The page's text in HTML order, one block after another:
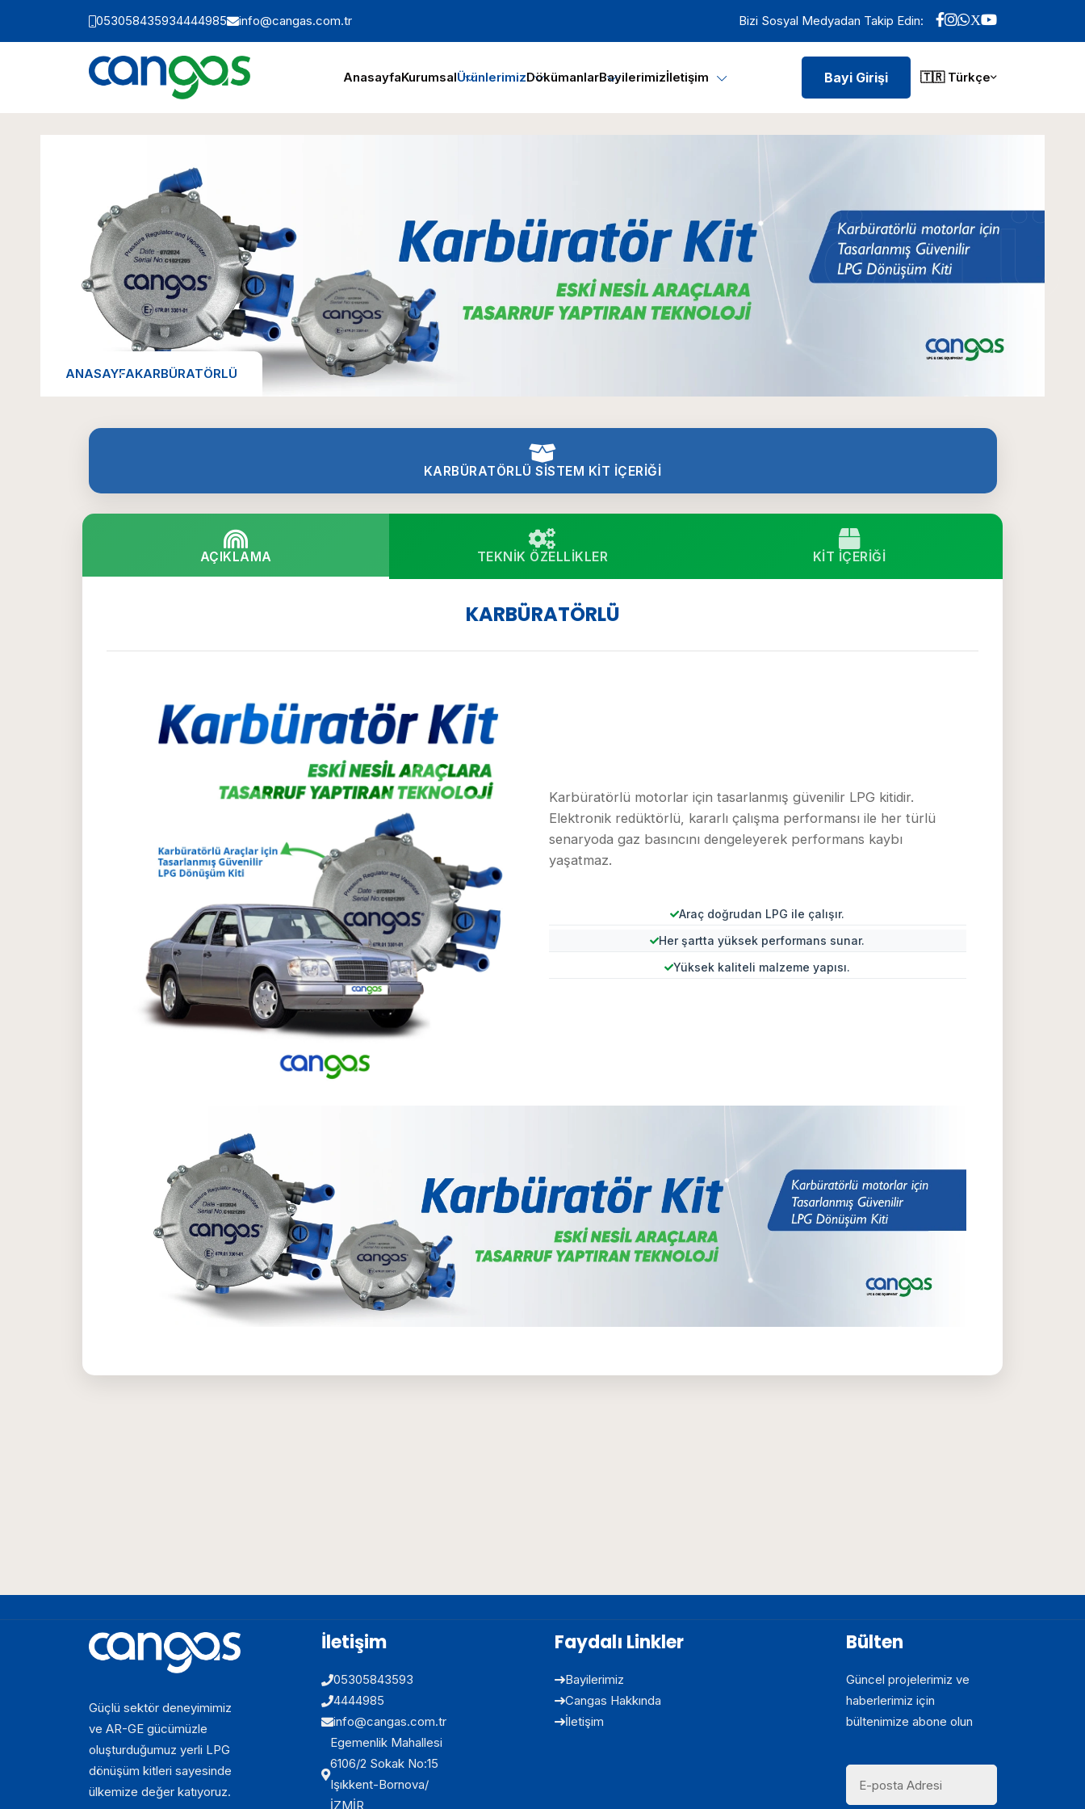
053058435934444985 info@cangas.com.tr Bizi Sosyal Medyadan Takip Edin:
AnasayfaKurumsalÜrünlerimizDökümanlarBayilerimizİletişim Bayi Girişi 🇹🇷 Türkçe
KARBÜRATÖRLÜ
ANASAYFAKARBÜRATÖRLÜ
KARBÜRATÖRLÜ SISTEM KIT İÇERIĞI
AÇIKLAMA TEKNIK ÖZELLIKLER KIT İÇERIĞI
KARBÜRATÖRLÜ
Karbüratörlü motorlar için tasarlanmış güvenilir LPG kitidir.
Elektronik redüktörlü, kararlı çalışma performansı ile her türlü
senaryoda gaz basıncını dengeleyerek performans kaybı
yaşatmaz.
Araç doğrudan LPG ile çalışır.
Her şartta yüksek performans sunar.
Yüksek kaliteli malzeme yapısı.
Güçlü sektör deneyimimiz
ve AR-GE gücümüzle
oluşturduğumuz yerli LPG
dönüşüm kitleri sayesinde
ülkemize değer katıyoruz.
İletişim
05305843593
4444985
info@cangas.com.tr
Egemenlik Mahallesi
6106/2 Sokak No:15
Işıkkent-Bornova/
İZMİR
Faydalı Linkler
Bayilerimiz
Cangas Hakkında
İletişim
Bülten
Güncel projelerimiz ve
haberlerimiz için
bültenimize abone olun